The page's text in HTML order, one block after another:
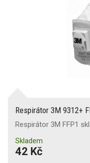
Respirátor 3M 9312+
Respirátor 3M FFP1
Skladem
42 Kč